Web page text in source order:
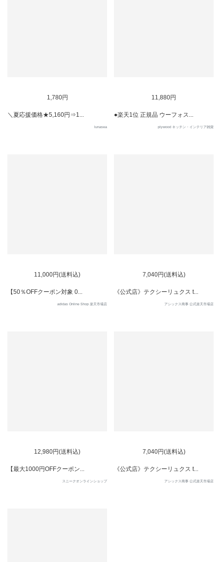
1,780円
＼夏応援価格★5,160円⇒1...
lunasea
11,880円
●楽天1位 正規品 ウーフォス...
plywood キッチン・インテリア雑貨
11,000円(送料込)
【50％OFFクーポン対象 0...
adidas Online Shop 楽天市場店
7,040円(送料込)
《公式店》テクシーリュクス t...
アシックス商事 公式楽天市場店
12,980円(送料込)
【最大1000円OFFクーポン...
スニークオンラインショップ
7,040円(送料込)
《公式店》テクシーリュクス t...
アシックス商事 公式楽天市場店